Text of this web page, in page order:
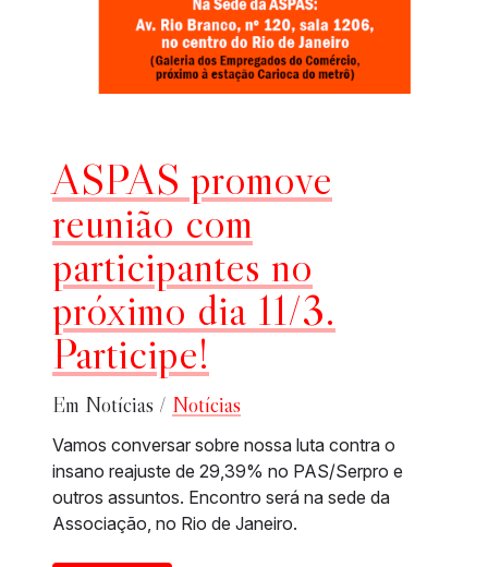
ASPAS promove
reunião com
participantes no
próximo dia 11/3.
Participe!
Em Notícias / Notícias
Vamos conversar sobre nossa luta contra o
insano reajuste de 29,39% no PAS/Serpro e
outros assuntos. Encontro será na sede da
Associação, no Rio de Janeiro.